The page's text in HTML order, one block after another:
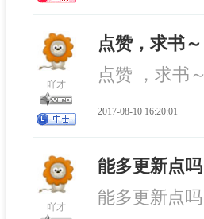
吖才
点赞，求书～
点赞 ，求书～
2017-08-10 16:20:01
吖才
能多更新点吗
能多更新点吗